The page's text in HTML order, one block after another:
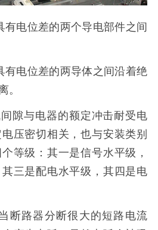
有电位差的两个导电部件之间
有电位差的两导体之间沿着绝
。
隙与电器的额定冲击耐受电
压密切相关，也与安装类别
等级：其一是信号水平级，
三是配电水平级，其四是电
断路器分断很大的短路电流